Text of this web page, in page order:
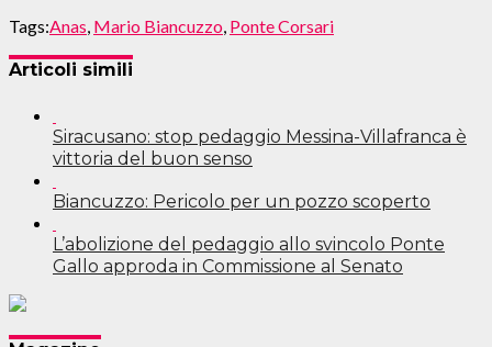
Tags:Anas, Mario Biancuzzo, Ponte Corsari
Articoli simili
Siracusano: stop pedaggio Messina-Villafranca è
vittoria del buon senso
Biancuzzo: Pericolo per un pozzo scoperto
L’abolizione del pedaggio allo svincolo Ponte
Gallo approda in Commissione al Senato
Navigazione